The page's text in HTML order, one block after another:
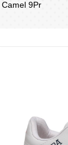
Camel 9Pr